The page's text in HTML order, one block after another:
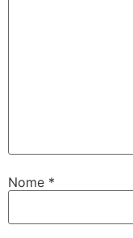
Nome *